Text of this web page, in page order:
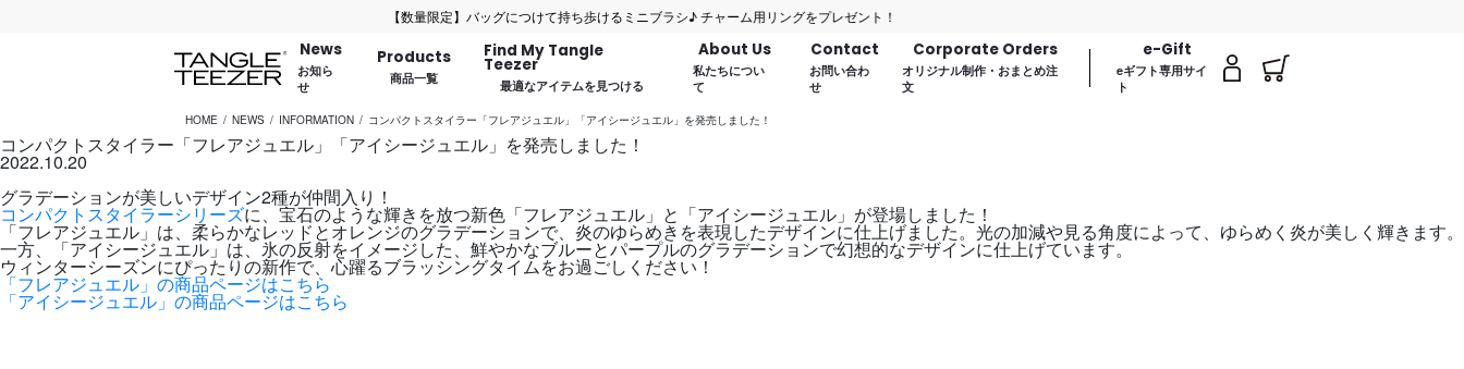
【数量限定】バッグにつけて持ち歩けるミニブラシ♪ チャーム用リングをプレゼント！
News
お知ら
せ
Products
商品一覧
Find My Tangle
Teezer
最適なアイテムを見つける
About Us
私たちについ
て
Contact
お問い合わ
せ
Corporate Orders
オリジナル制作・おまとめ注
文
e-Gift
eギフト専用サイ
ト
HOME NEWS INFORMATION コンパクトスタイラー「フレアジュエル」「アイシージュエル」を発売しました！
コンパクトスタイラー「フレアジュエル」「アイシージュエル」を発売しました！
2022.10.20
グラデーションが美しいデザイン2種が仲間入り！
コンパクトスタイラーシリーズに、宝石のような輝きを放つ新色「フレアジュエル」と「アイシージュエル」が登場しました！
「フレアジュエル」は、柔らかなレッドとオレンジのグラデーションで、炎のゆらめきを表現したデザインに仕上げました。光の加減や見る角度によって、ゆらめく炎が美しく輝きます。
一方、「アイシージュエル」は、氷の反射をイメージした、鮮やかなブルーとパープルのグラデーションで幻想的なデザインに仕上げています。
ウィンターシーズンにぴったりの新作で、心躍るブラッシングタイムをお過ごしください！
「フレアジュエル」の商品ページはこちら
「アイシージュエル」の商品ページはこちら